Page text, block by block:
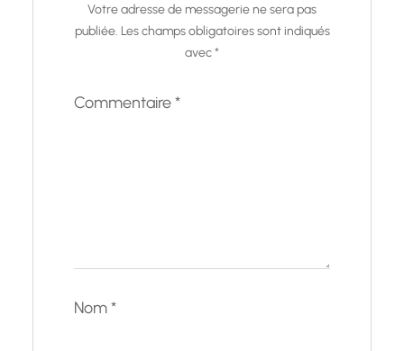
Votre adresse de messagerie ne sera pas
publiée. Les champs obligatoires sont indiqués
avec*
Commentaire*
Nom*